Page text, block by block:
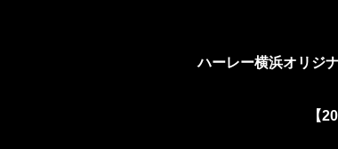
ハーレー横浜オリジ
【